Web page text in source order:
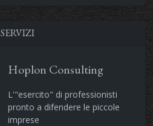
SERVIZI
Hoplon Consulting
L'"esercito" di professionisti
pronto a difendere le piccole
imprese